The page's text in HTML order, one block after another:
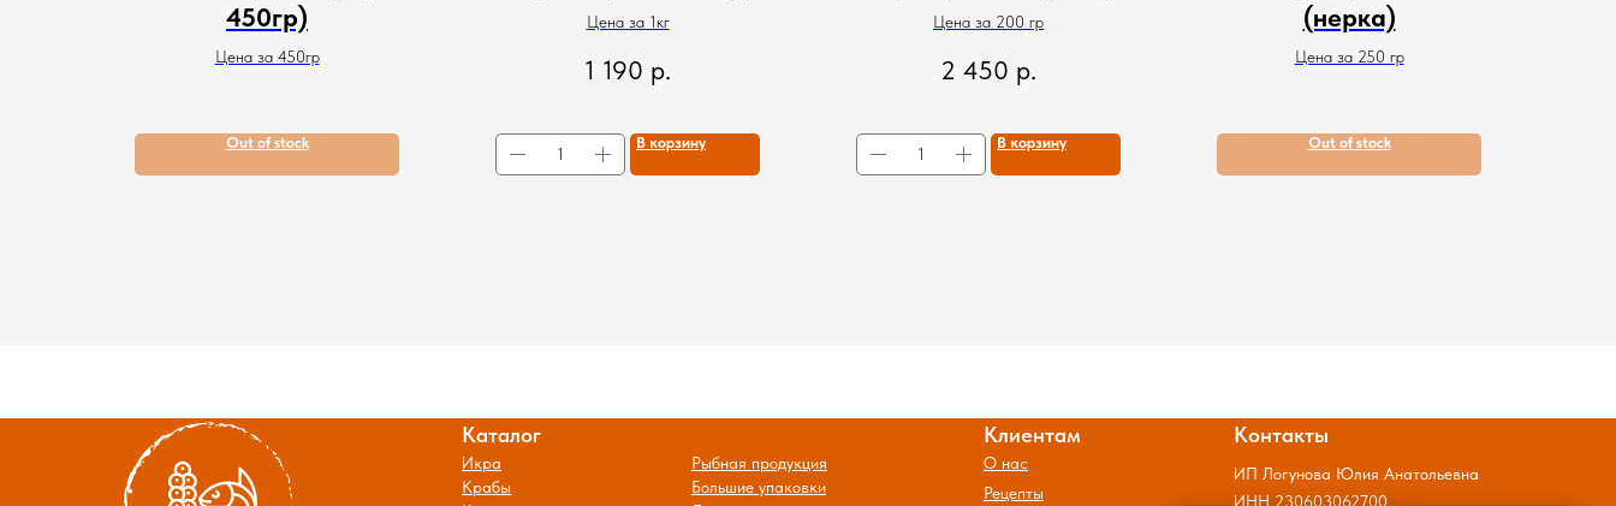
450гр)
Цена за 450гр
Out of stock
Цена за 1кг
1 190 р.
В корзину
Цена за 200 гр
2 450 р.
В корзину
(нерка)
Цена за 250 гр
Out of stock
Рыбная продукция
Большие упаковки
О нас
Крабы
Икра
Каталог
Рецепты
Клиентам
ИНН 230603062700
ИП Логунова Юлия Анатольевна
Контакты